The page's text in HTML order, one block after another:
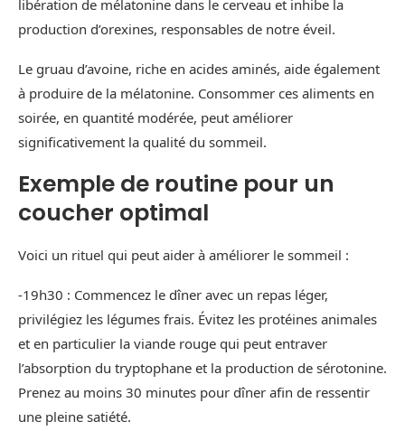
libération de mélatonine dans le cerveau et inhibe la
production d’orexines, responsables de notre éveil.
Le gruau d’avoine, riche en acides aminés, aide également
à produire de la mélatonine. Consommer ces aliments en
soirée, en quantité modérée, peut améliorer
significativement la qualité du sommeil.
Exemple de routine pour un
coucher optimal
Voici un rituel qui peut aider à améliorer le sommeil :
-19h30 : Commencez le dîner avec un repas léger,
privilégiez les légumes frais. Évitez les protéines animales
et en particulier la viande rouge qui peut entraver
l’absorption du tryptophane et la production de sérotonine.
Prenez au moins 30 minutes pour dîner afin de ressentir
une pleine satiété.